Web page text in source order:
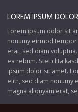
LOREM IPSUM
Lorem ipsum dolor sit
nonumy eirmod
erat, sed diam
ea rebum. Stet clita
ipsum dolor sit amet.
elitr, sed diam
magna aliquyam erat,